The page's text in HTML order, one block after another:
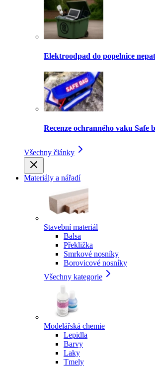
Elektroodpad do popelnice
Recenze ochranného vaku Safe
Všechny články
Materiály a nářadí
Stavební materiál
Balsa
Překližka
Smrkové nosníky
Borovicové nosníky
Všechny kategorie
Modelářská chemie
Lepidla
Barvy
Laky
Tmely